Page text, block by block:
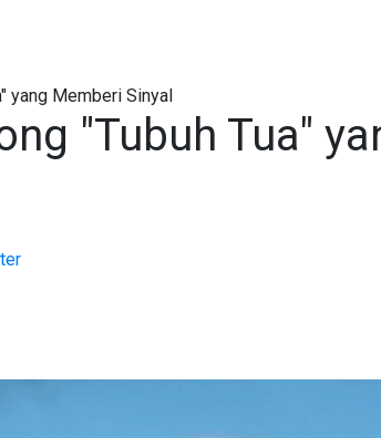
yang Memberi Sinyal
"Tubuh Tua"